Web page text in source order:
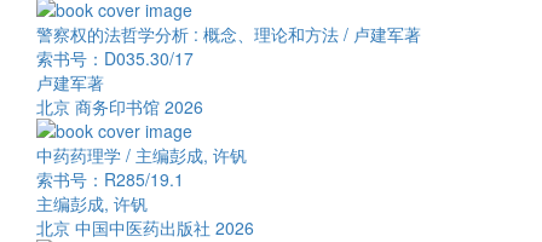
警察权的法哲学分析 : 概念、理论和方法 / 卢建军著
索书号：D035.30/17
卢建军著
北京 商务印书馆 2026
中药药理学 / 主编彭成, 许钒
索书号：R285/19.1
主编彭成, 许钒
北京 中国中医药出版社 2026